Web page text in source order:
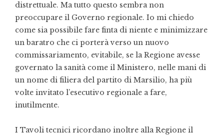
distrettuale. Ma tutto questo sembra non
preoccupare il Governo regionale. Io mi chiedo
come sia possibile fare finta di niente e minimizzare
un baratro che ci porterà verso un nuovo
commissariamento, evitabile, se la Regione avesse
governato la sanità come il Ministero, nelle mani di
un nome di filiera del partito di Marsilio, ha più
volte invitato l’esecutivo regionale a fare,
inutilmente.
I Tavoli tecnici ricordano inoltre alla Regione il